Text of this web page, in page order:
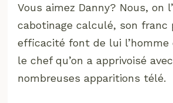
Vous aimez Danny? Nous, on
cabotinage calculé, son franc
efficacité font de lui l’homme
le chef qu’on a apprivoisé
nombreuses apparitions télé.